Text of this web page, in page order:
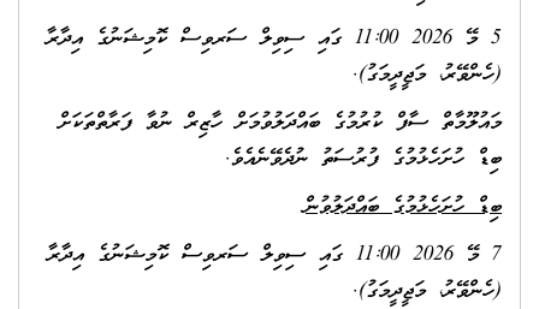
5 މޭ 2026 11:00 ގައި ސިވިލް ސަރވިސް ކޮމިޝަނުގެ އިދާރާ
(ހެންވޭރު، މަޖީދީމަގު).
މައުލޫމާތް ސާފް ކުރުމުގެ ބައްދަލުވުމަށް ހާޒިރް ނުވާ ފަރާތްތަކަށް
ބިޑް ހުށަހެޅުމުގެ ފުރުސަތު ނުދެވޭނެއެވެ.
ބިޑް ހުށަހެޅުމުގެ ބައްދަލުވުން
7 މޭ 2026 11:00 ގައި ސިވިލް ސަރވިސް ކޮމިޝަނުގެ އިދާރާ
(ހެންވޭރު، މަޖީދީމަގު).